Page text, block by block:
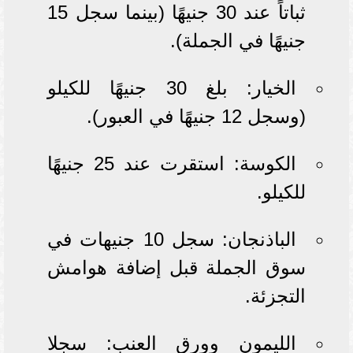
ثباتاً عند 30 جنيهًا (بينما سجل 15
جنيهًا في الجملة).
الخيار: بلغ 30 جنيهًا للكيلو
(وسجل 12 جنيهًا في العبور).
الكوسة: استقرت عند 25 جنيهًا
للكيلو.
الباذنجان: سجل 10 جنيهات في
سوق الجملة قبل إضافة هوامش
التجزئة.
الليمون وورق العنب: سجلا